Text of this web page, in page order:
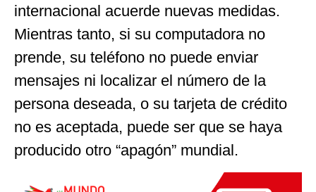
internacional acuerde nuevas medidas.
Mientras tanto, si su computadora no
prende, su teléfono no puede enviar
mensajes ni localizar el número de la
persona deseada, o su tarjeta de crédito
no es aceptada, puede ser que se haya
producido otro “apagón” mundial.